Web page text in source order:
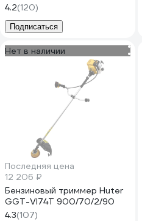
4.2(120)
Подписаться
Нет в наличии
Последняя цена
12 206 ₽
Бензиновый триммер Huter
GGT-VI74T 900/70/2/90
4.3(107)